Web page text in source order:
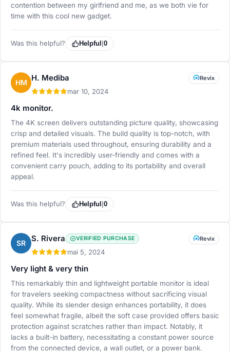
contention between my girlfriend and me, as we both vie for
time with this cool new gadget.
Was this helpful? Helpful 0
HM H. Mediba
mar 10, 2024
Revix
4k monitor.
The 4K screen delivers outstanding picture quality, showcasing
crisp and detailed visuals. The build quality is top-notch, with
premium materials used throughout, ensuring durability and a
refined feel. It's incredibly user-friendly and comes with a
convenient carry pouch, adding to its portability and overall
appeal.
Was this helpful? Helpful 0
SR S. Rivera VERIFIED PURCHASE
mai 5, 2024
Revix
Very light & very thin
This remarkably thin and lightweight portable monitor is ideal
for travelers seeking compactness without sacrificing visual
quality. While its slender design enhances portability, it does
feel somewhat fragile, albeit the soft case provided offers basic
protection against scratches rather than impact. Notably, it
lacks a built-in battery, necessitating a constant power source
from the connected device, a wall outlet, or a power bank.